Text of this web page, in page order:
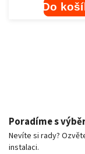
Do
Poradíme s
Nevíte si rady?
instalaci.